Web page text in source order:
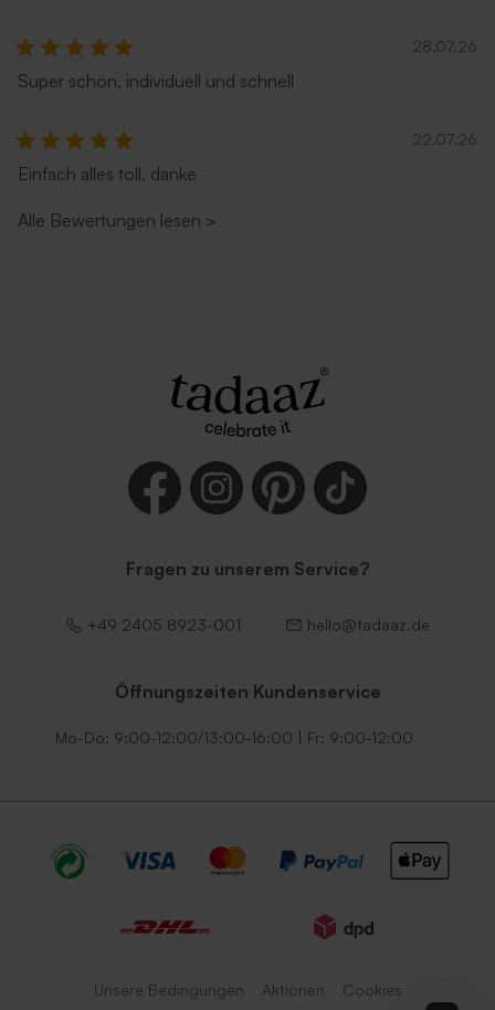
28.07.26
Super schön, individuell und schnell
22.07.26
Einfach alles toll, danke
Alle Bewertungen lesen >
Fragen zu unserem Service?
+49 2405 8923-001 hello@tadaaz.de
Öffnungszeiten Kundenservice
Mo-Do: 9:00-12:00/13:00-16:00 | Fr: 9:00-12:00
Unsere Bedingungen Aktionen Cookies